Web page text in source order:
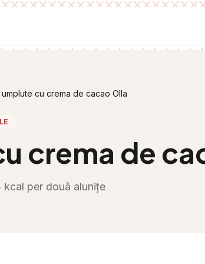
umplute cu crema de cacao Olla
crema de
kcal per două alunițe